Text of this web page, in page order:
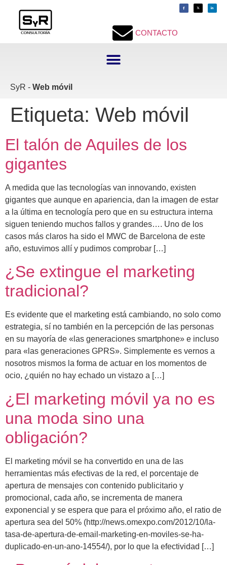
CONTACTO
SyR - Web móvil
Etiqueta: Web móvil
El talón de Aquiles de los
gigantes
A medida que las tecnologías van innovando, existen
gigantes que aunque en apariencia, dan la imagen de estar
a la última en tecnología pero que en su estructura interna
siguen teniendo muchos fallos y grandes…. Uno de los
casos más claros ha sido el MWC de Barcelona de este
año, estuvimos allí y pudimos comprobar […]
¿Se extingue el marketing
tradicional?
Es evidente que el marketing está cambiando, no solo como
estrategia, sí no también en la percepción de las personas
en su mayoría de «las generaciones smartphone» e incluso
para «las generaciones GPRS». Simplemente es vernos a
nosotros mismos la forma de actuar en los momentos de
ocio, ¿quién no hay echado un vistazo a […]
¿El marketing móvil ya no es
una moda sino una
obligación?
El marketing móvil se ha convertido en una de las
herramientas más efectivas de la red, el porcentaje de
apertura de mensajes con contenido publicitario y
promocional, cada año, se incrementa de manera
exponencial y se espera que para el próximo año, el ratio de
apertura sea del 50% (http://news.omexpo.com/2012/10/la-
tasa-de-apertura-de-email-marketing-en-moviles-se-ha-
duplicado-en-un-ano-14554/), por lo que la efectividad […]